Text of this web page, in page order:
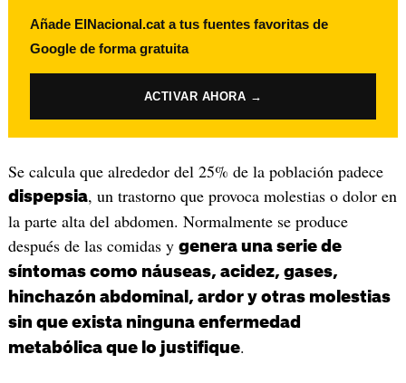
Añade ElNacional.cat a tus fuentes favoritas de
Google de forma gratuita
ACTIVAR AHORA →
Se calcula que alrededor del 25% de la población padece
dispepsia, un trastorno que provoca molestias o dolor en
la parte alta del abdomen. Normalmente se produce
después de las comidas y genera una serie de
síntomas como náuseas, acidez, gases,
hinchazón abdominal, ardor y otras molestias
sin que exista ninguna enfermedad
metabólica que lo justifique.